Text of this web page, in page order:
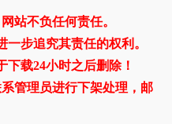
站不负任何责任。
步追究其责任的权利。
载24小时之后删除！
管理员进行下架处理，邮